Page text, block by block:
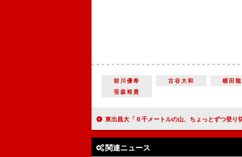
前川優希 古谷大和 横田
笹森裕貴
東出昌大「６千メートルの山、ちょっとずつ登り切れた」 初主演の連続ドラマ「悪党」で松重豊と探偵
関連ニュース